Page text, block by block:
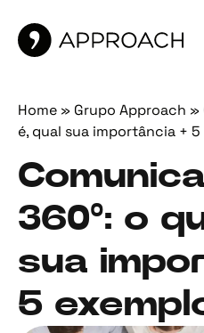
Home » Grupo Approach »
é, qual sua importância + 5
360º: o
sua
5